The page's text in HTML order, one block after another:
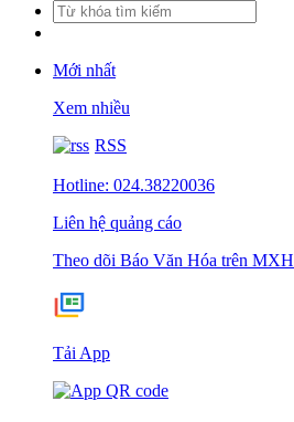
Mới nhất
Xem nhiều
RSS
Hotline: 024.38220036
Liên hệ quảng cáo
Theo dõi Báo Văn Hóa trên MXH
Tải App